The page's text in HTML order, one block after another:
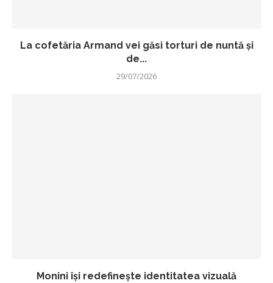
La cofetăria Armand vei găsi torturi de nuntă și
de...
29/07/2026
Monini își redefinește identitatea vizuală